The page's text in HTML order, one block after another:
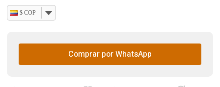
$ COP
Comprar por WhatsApp